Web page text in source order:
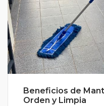
Beneficios de
Orden y Limpia